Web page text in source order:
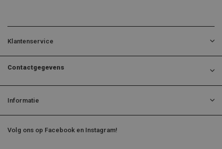
Klantenservice
Contactgegevens
Informatie
Volg ons op Facebook en Instagram!